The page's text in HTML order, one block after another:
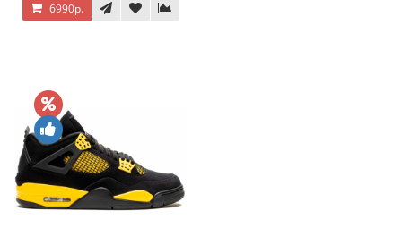
6990р.